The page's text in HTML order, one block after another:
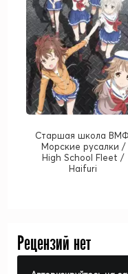
Старшая школа
Морские русалки /
High School Fleet /
Haifuri
Рецензий нет